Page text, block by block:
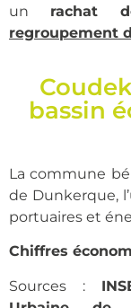
un rachat
regroupement
bassin
La commune
de Dunkerque,
portuaires et
Chiffres
Sources :